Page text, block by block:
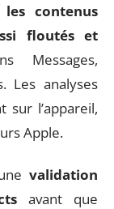
les contenus
floutés et
Messages,
Les analyses
sur l’appareil,
Apple.
validation
avant que